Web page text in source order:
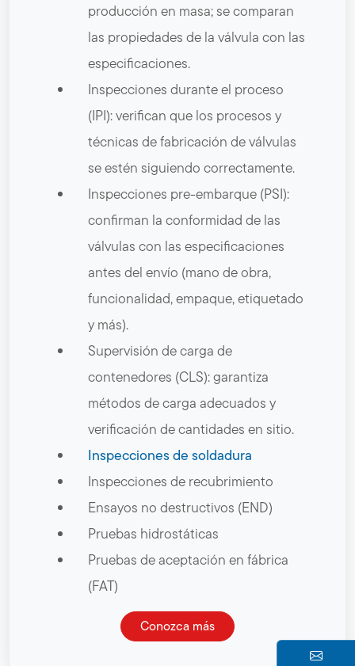
producción en masa; se comparan
las propiedades de la válvula con las
especificaciones.
Inspecciones durante el proceso
(IPI): verifican que los procesos y
técnicas de fabricación de válvulas
se estén siguiendo correctamente.
Inspecciones pre-embarque (PSI):
confirman la conformidad de las
válvulas con las especificaciones
antes del envío (mano de obra,
funcionalidad, empaque, etiquetado
y más).
Supervisión de carga de
contenedores (CLS): garantiza
métodos de carga adecuados y
verificación de cantidades en sitio.
Inspecciones de soldadura
Inspecciones de recubrimiento
Ensayos no destructivos (END)
Pruebas hidrostáticas
Pruebas de aceptación en fábrica
(FAT)
Conozca más